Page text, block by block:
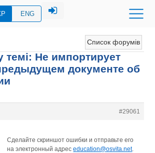
ENG
Список форумів
темі: Не импортирует
документе об
#29061
Сделайте скриншот ошибки и отправьте его
на электронный адресeducation@osvita.net.